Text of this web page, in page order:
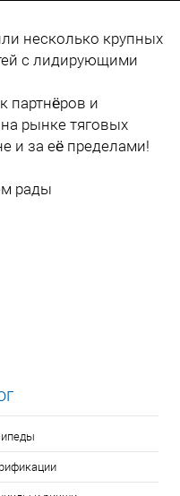
несколько крупных
с лидирующими
партнëров и
рынке тяговых
и за еë пределами!
рады